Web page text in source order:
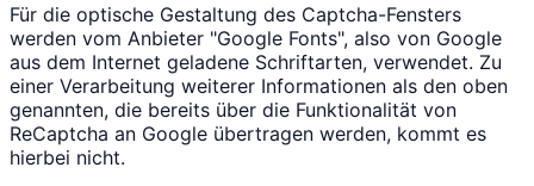
Für die optische Gestaltung des Captcha-Fensters
werden vom Anbieter "Google Fonts", also von Google
aus dem Internet geladene Schriftarten, verwendet. Zu
einer Verarbeitung weiterer Informationen als den oben
genannten, die bereits über die Funktionalität von
ReCaptcha an Google übertragen werden, kommt es
hierbei nicht.